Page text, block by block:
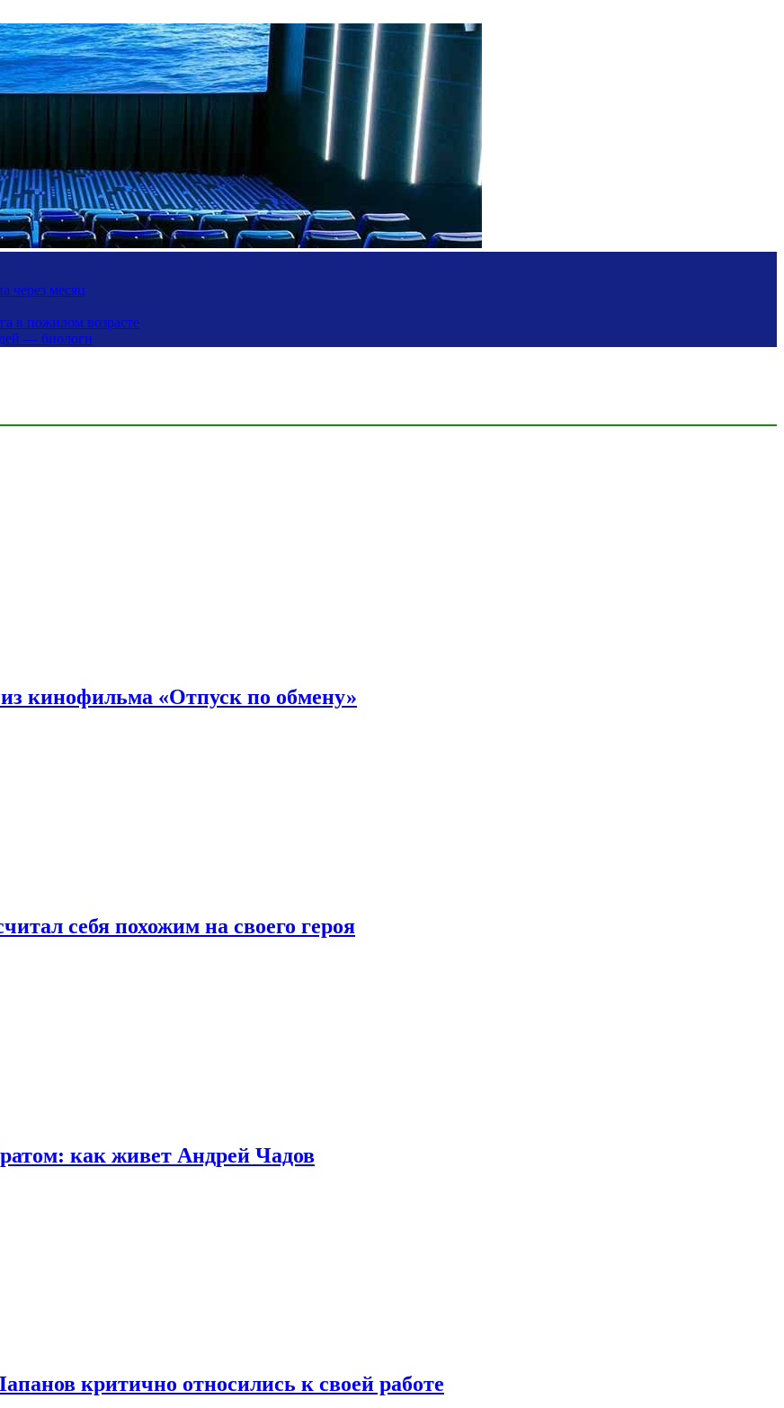
через месяц
в пожилом возрасте
— биологи
кинофильма «Отпуск по обмену»
себя похожим на своего героя
как живет Андрей Чадов
критично относились к своей работе